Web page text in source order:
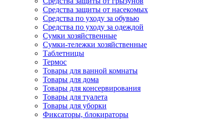
Средства защиты от насекомых
Средства по уходу за обувью
Средства по уходу за одеждой
Сумки хозяйственные
Сумки-тележки хозяйственные
Таблетницы
Термос
Товары для ванной комнаты
Товары для дома
Товары для консервирования
Товары для туалета
Товары для уборки
Фиксаторы, блокираторы